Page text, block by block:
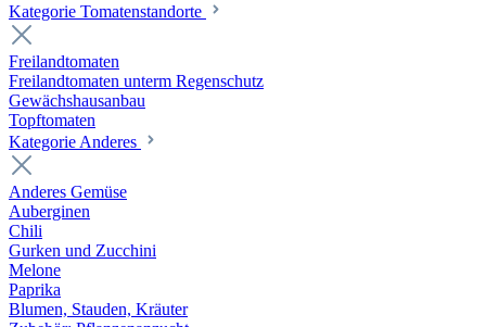
Kategorie Tomatenstandorte
Freilandtomaten
Freilandtomaten unterm Regenschutz
Gewächshausanbau
Topftomaten
Kategorie Anderes
Anderes Gemüse
Auberginen
Chili
Gurken und Zucchini
Melone
Paprika
Blumen, Stauden, Kräuter